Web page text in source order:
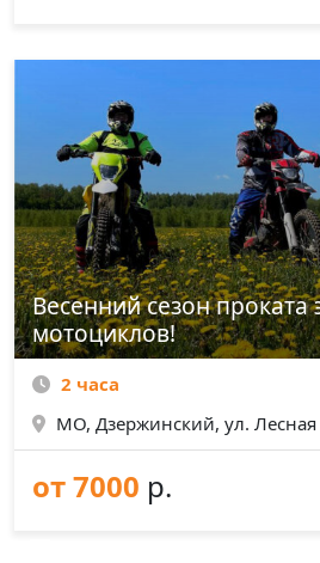
Весенний сезон проката
мотоциклов!
2 часа
МО, Дзержинский, ул. Лесная
от 7000 р.